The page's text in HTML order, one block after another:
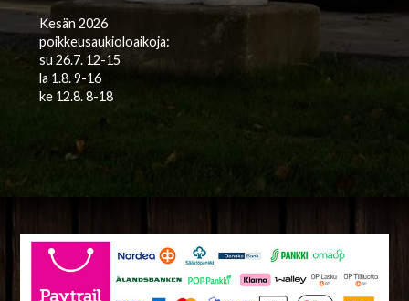
Kesän 2026
poikkeusaukioloaikoja:
su 26.7. 12-15
la 1.8. 9-16
ke 12.8. 8-18